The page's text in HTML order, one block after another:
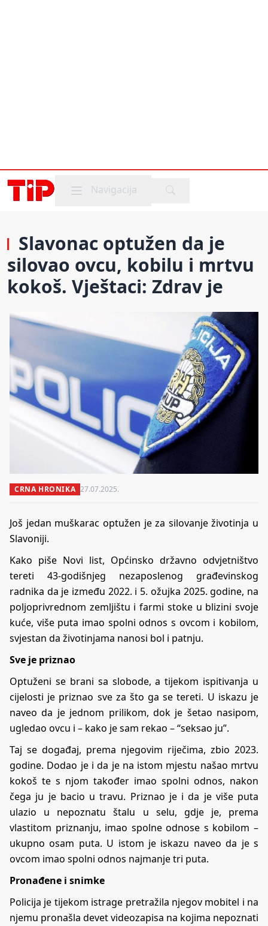
Mobile menu
Navigacija
Slavonac optužen da je
silovao ovcu, kobilu i mrtvu
kokoš. Vještaci: Zdrav je
CRNA HRONIKA 27.07.2025.
Još jedan muškarac optužen je za silovanje životinja u
Slavoniji.
Kako piše Novi list, Općinsko državno odvjetništvo
tereti 43-godišnjeg nezaposlenog građevinskog
radnika da je između 2022. i 5. ožujka 2025. godine, na
poljoprivrednom zemljištu i farmi stoke u blizini svoje
kuće, više puta imao spolni odnos s ovcom i kobilom,
svjestan da životinjama nanosi bol i patnju.
Sve je priznao
Optuženi se brani sa slobode, a tijekom ispitivanja u
cijelosti je priznao sve za što ga se tereti. U iskazu je
naveo da je jednom prilikom, dok je šetao nasipom,
ugledao ovcu i – kako je sam rekao – “seksao ju”.
Taj se događaj, prema njegovim riječima, zbio 2023.
godine. Dodao je i da je na istom mjestu našao mrtvu
kokoš te s njom također imao spolni odnos, nakon
čega ju je bacio u travu. Priznao je i da je više puta
ulazio u nepoznatu štalu u selu, gdje je, prema
vlastitom priznanju, imao spolne odnose s kobilom –
ukupno osam puta. U istom je iskazu naveo da je s
ovcom imao spolni odnos najmanje tri puta.
Pronađene i snimke
Policija je tijekom istrage pretražila njegov mobitel i na
njemu pronašla devet videozapisa na kojima nepoznati